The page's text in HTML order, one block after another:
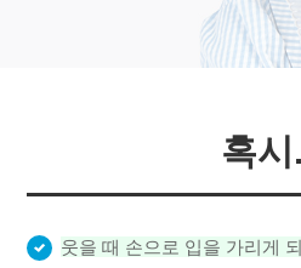
혹시
웃을 때 손으로 입을 가리게